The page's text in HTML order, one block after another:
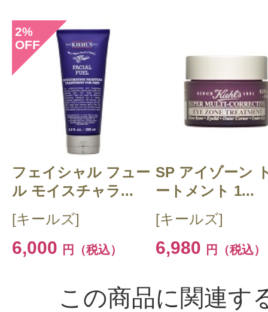
CT会員様は、
らクチコミ投稿すると1 商品に
ントプレゼント！
2%
OFF
フェイシャル フュー
ル モイスチャラ...
[キールズ]
6,000 円（税込）
SP アイゾーン
ートメント 1...
[キールズ]
6,980 円（税込）
この商品に関連す